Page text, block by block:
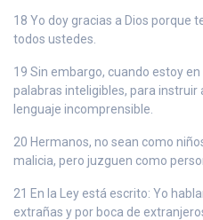
18 Yo doy gracias a Dios porque
todos ustedes.
19 Sin embargo, cuando estoy
palabras inteligibles, para instruir
lenguaje incomprensible.
20 Hermanos, no sean como
malicia, pero juzguen como
21 En la Ley está escrito: Yo
extrañas y por boca de